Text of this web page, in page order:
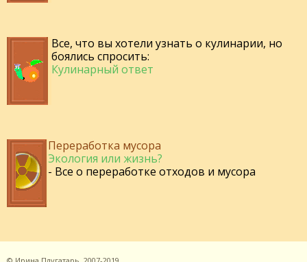
Все, что вы хотели узнать о кулинарии, но
боялись спросить:
Кулинарный ответ
Переработка мусора
Экология или жизнь?
- Все о переработке отходов и мусора